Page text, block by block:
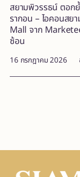
16 กรกฎาคม 2026
สยามพิวรรธน์ ตอ
รากอน – ไอคอนส
Mall จาก
ซ้อน